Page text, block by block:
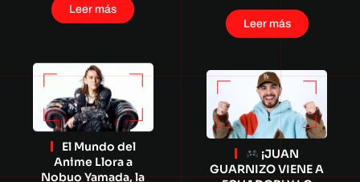
Leer más
Leer más
El Mundo del
Anime Llora a
Nobuo Yamada, la
¡JUAN
GUARNIZO VIENE A